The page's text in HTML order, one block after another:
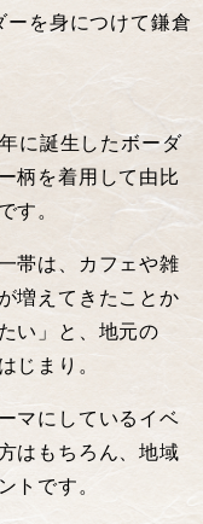
ーを身につけて鎌倉
に誕生したボーダ
柄を着用して由比
す。
帯は、カフェや雑
増えてきたことか
い」と、地元の
じまり。
マにしているイベ
はもちろん、地域
トです。